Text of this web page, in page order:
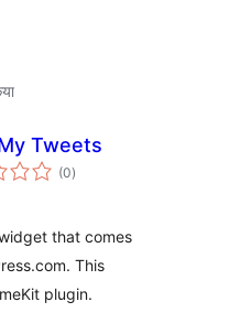
Tweets
(0कुल
दर)
that comes
This
plugin.